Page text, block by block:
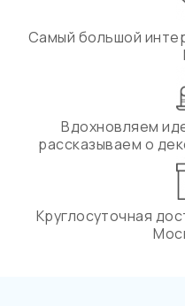
Самый большой
Вдохновляем
рассказываем о
Круглосуточная